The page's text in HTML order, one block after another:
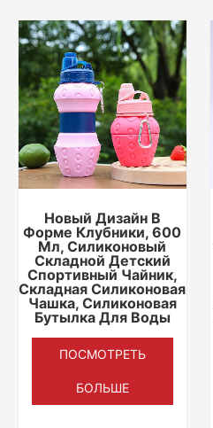
Новый Дизайн В
Форме Клубники, 600
Мл, Силиконовый
Складной Детский
Спортивный Чайник,
Складная Силиконовая
Чашка, Силиконовая
Бутылка Для Воды
ПОСМОТРЕТЬ
БОЛЬШЕ